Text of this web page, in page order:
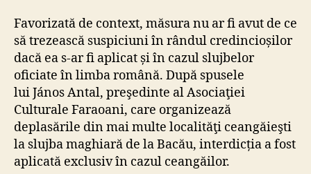
Favorizată de context, măsura nu ar fi avut de ce
să trezească suspiciuni în rândul credincioșilor
dacă ea s-ar fi aplicat și în cazul slujbelor
oficiate în limba română. După spusele
lui János Antal, preşedinte al Asociaţiei
Culturale Faraoani, care organizează
deplasările din mai multe localităţi ceangăieşti
la slujba maghiară de la Bacău, interdicția a fost
aplicată exclusiv în cazul ceangăilor.